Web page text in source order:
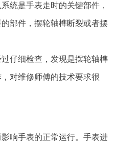
统是手表走时的关键部件，
部件，摆轮轴榫断裂或者摆
仔细检查，发现是摆轮轴榫
对维修师傅的技术要求很
响手表的正常运行。手表进